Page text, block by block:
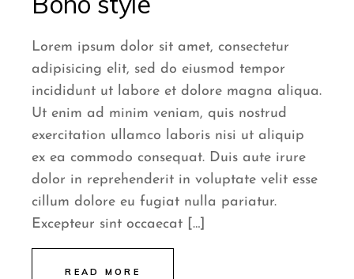
Lorem ipsum dolor sit amet, consectetur
adipisicing elit, sed do eiusmod tempor
incididunt ut labore et dolore magna aliqua.
Ut enim ad minim veniam, quis nostrud
exercitation ullamco laboris nisi ut aliquip
ex ea commodo consequat. Duis aute irure
dolor in reprehenderit in voluptate velit esse
cillum dolore eu fugiat nulla pariatur.
Excepteur sint occaecat […]
READ MORE